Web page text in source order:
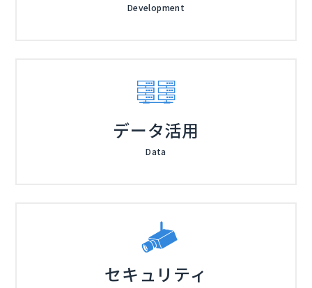
Development
データ活用
Data
セキュリティ